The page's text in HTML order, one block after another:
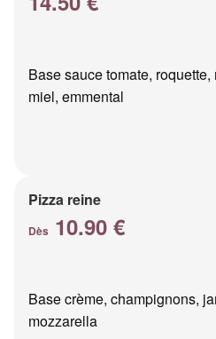
Base sauce tomate,
miel, emmental
Pizza reine
Dès 10.90 €
Base crème, champignons,
mozzarella